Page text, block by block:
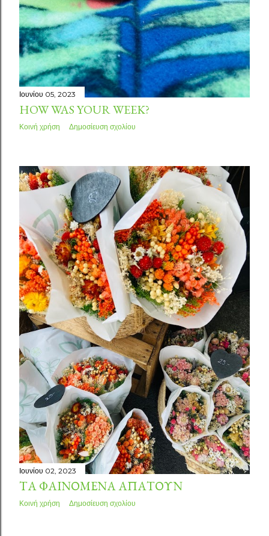
Ιουνίου 05, 2023
HOW WAS YOUR WEEK?
Κοινή χρήση Δημοσίευση σχολίου
Ιουνίου 02, 2023
ΤΑ ΦΑΙΝΟΜΕΝΑ ΑΠΑΤΟΥΝ
Κοινή χρήση Δημοσίευση σχολίου